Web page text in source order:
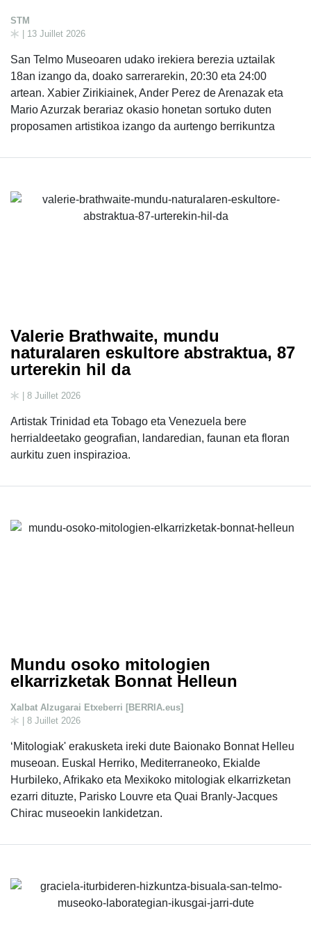
STM
| 13 Juillet 2026
San Telmo Museoaren udako irekiera berezia uztailak
18an izango da, doako sarrerarekin, 20:30 eta 24:00
artean. Xabier Zirikiainek, Ander Perez de Arenazak eta
Mario Azurzak berariaz okasio honetan sortuko duten
proposamen artistikoa izango da aurtengo berrikuntza
Valerie Brathwaite, mundu
naturalaren eskultore abstraktua, 87
urterekin hil da
| 8 Juillet 2026
Artistak Trinidad eta Tobago eta Venezuela bere
herrialdeetako geografian, landaredian, faunan eta floran
aurkitu zuen inspirazioa.
Mundu osoko mitologien
elkarrizketak Bonnat Helleun
Xalbat Alzugarai Etxeberri [BERRIA.eus]
| 8 Juillet 2026
‘Mitologiak' erakusketa ireki dute Baionako Bonnat Helleu
museoan. Euskal Herriko, Mediterraneoko, Ekialde
Hurbileko, Afrikako eta Mexikoko mitologiak elkarrizketan
ezarri dituzte, Parisko Louvre eta Quai Branly-Jacques
Chirac museoekin lankidetzan.